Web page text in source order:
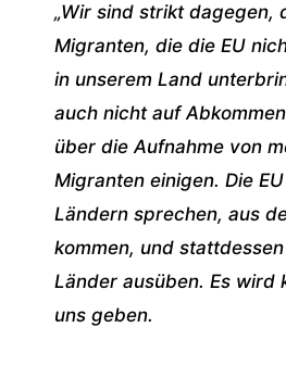
„Wir sind strikt dagegen,
Migranten, die die EU
in unserem Land
auch nicht auf
über die Aufnahme von
Migranten einigen. Die
Ländern sprechen, aus
kommen, und
Länder ausüben. Es wird
uns geben.